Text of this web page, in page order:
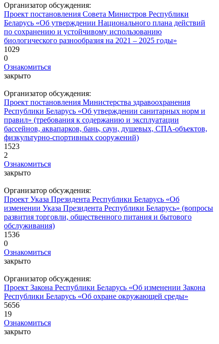
Организатор обсуждения:
Проект постановления Совета Министров Республики
Беларусь «Об утверждении Национального плана действий
по сохранению и устойчивому использованию
биологического разнообразия на 2021 – 2025 годы»
1029
0
Ознакомиться
закрыто
Организатор обсуждения:
Проект постановления Министерства здравоохранения
Республики Беларусь «Об утверждении санитарных норм и
правил» (требования к содержанию и эксплуатации
бассейнов, аквапарков, бань, саун, душевых, СПА-объектов,
физкультурно-спортивных сооружений)
1523
2
Ознакомиться
закрыто
Организатор обсуждения:
Проект Указа Президента Республики Беларусь «Об
изменении Указа Президента Республики Беларусь» (вопросы
развития торговли, общественного питания и бытового
обслуживания)
1536
0
Ознакомиться
закрыто
Организатор обсуждения:
Проект Закона Республики Беларусь «Об изменении Закона
Республики Беларусь «Об охране окружающей среды»
5656
19
Ознакомиться
закрыто